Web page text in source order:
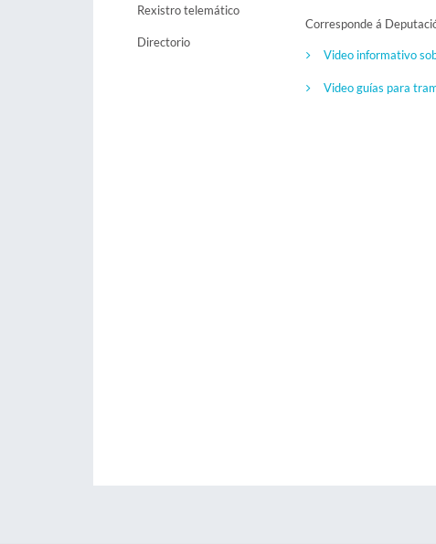
Rexistro telemático
Directorio
Corresponde á
Video informativo
Video guías para